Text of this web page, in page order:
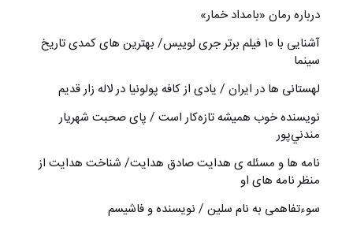
درباره رمان «بامداد خمار»
آشنایی با 10 فیلم برتر جری لوییس/ بهترین های کمدی تاریخ
سینما
لهستانی ها در ایران / یادی از کافه پولونیا در لاله زار قدیم
نويسنده خوب هميشه تازه‌كار است / پای صحبت شهريار
مندني‌پور
نامه ها و مسئله ی هدایت صادق هدایت/ شناخت هدایت از
منظر نامه های او
سوءتفاهمی به نام سلین / نویسنده و فاشیسم